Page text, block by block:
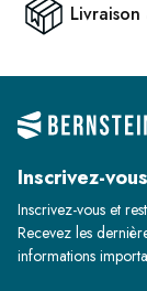
Inscrivez-
Inscrivez-vous et
Recevez les
informations